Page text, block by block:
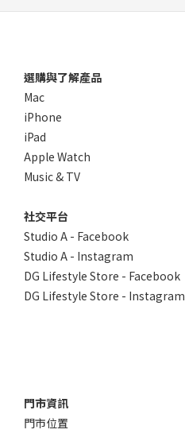
選購與了解產品
Mac
iPhone
iPad
Apple Watch
Music & TV
社交平台
Studio A - Facebook
Studio A - Instagram
DG Lifestyle Store - Facebook
DG Lifestyle Store - Instagram
門市資訊
門市位置